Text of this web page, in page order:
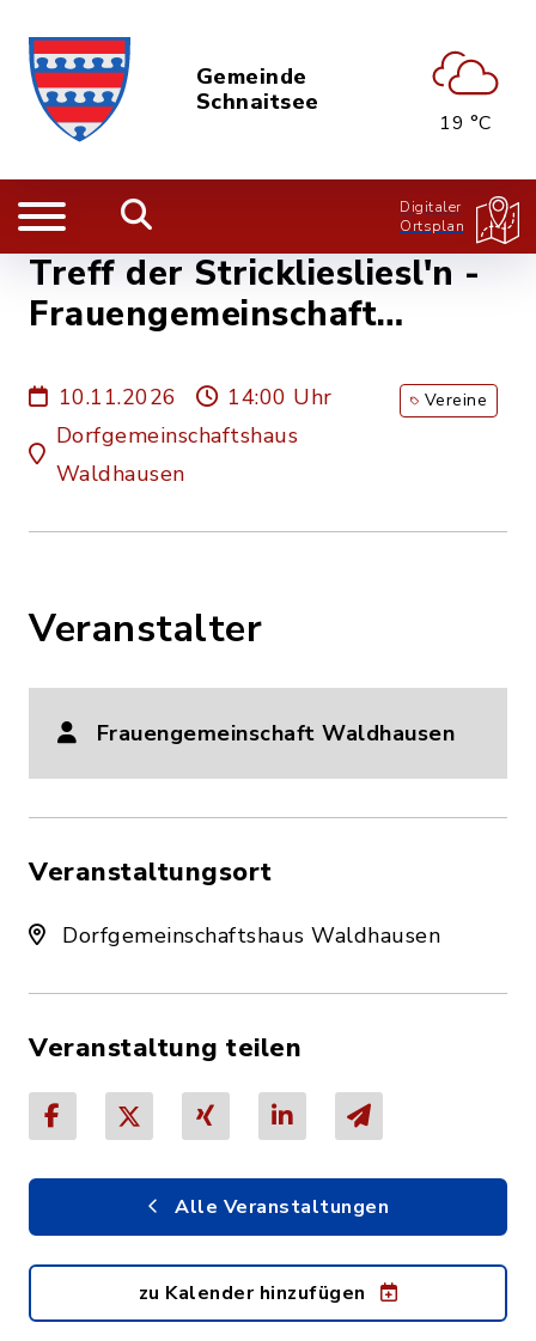
Gemeinde
Schnaitsee
19 °C
Digitaler
Ortsplan
Treff der Strickliesliesl'n -
Frauengemeinschaft
10.11.2026
14:00 Uhr
Dorfgemeinschaftshaus
Waldhausen
Vereine
Veranstalter
Frauengemeinschaft Waldhausen
Veranstaltungsort
Dorfgemeinschaftshaus Waldhausen
Veranstaltung teilen
Alle Veranstaltungen
zu Kalender hinzufügen